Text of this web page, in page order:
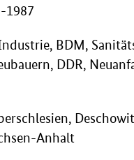
1987
BDM,
DDR,
Anhalt